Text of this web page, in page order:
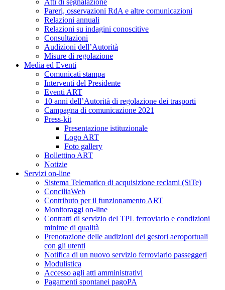
Atti di segnalazione
Pareri, osservazioni RdA e altre comunicazioni
Relazioni annuali
Relazioni su indagini conoscitive
Consultazioni
Audizioni dell’Autorità
Misure di regolazione
Media ed Eventi
Comunicati stampa
Interventi del Presidente
Eventi ART
10 anni dell’Autorità di regolazione dei trasporti
Campagna di comunicazione 2021
Press-kit
Presentazione istituzionale
Logo ART
Foto gallery
Bollettino ART
Notizie
Servizi on-line
Sistema Telematico di acquisizione reclami (SiTe)
ConciliaWeb
Contributo per il funzionamento ART
Monitoraggi on-line
Contratti di servizio del TPL ferroviario e condizioni
minime di qualità
Prenotazione delle audizioni dei gestori aeroportuali
con gli utenti
Notifica di un nuovo servizio ferroviario passeggeri
Modulistica
Accesso agli atti amministrativi
Pagamenti spontanei pagoPA